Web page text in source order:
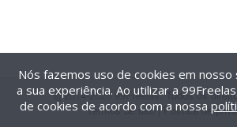
@2014-2026 99Freelas. Todos os
Termos de uso| Política de
Nós fazemos uso de cookies em
a sua experiência. Ao utilizar a
de cookies de acordo com a nossa